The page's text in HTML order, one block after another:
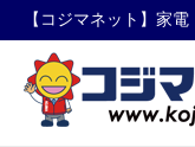
【コジマネット】家